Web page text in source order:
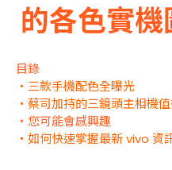
的各色實機
目錄
・三款手機配色全曝光
・蔡司加持的三鏡頭主相機
・您可能會感興趣
・如何快速掌握最新 vivo 資